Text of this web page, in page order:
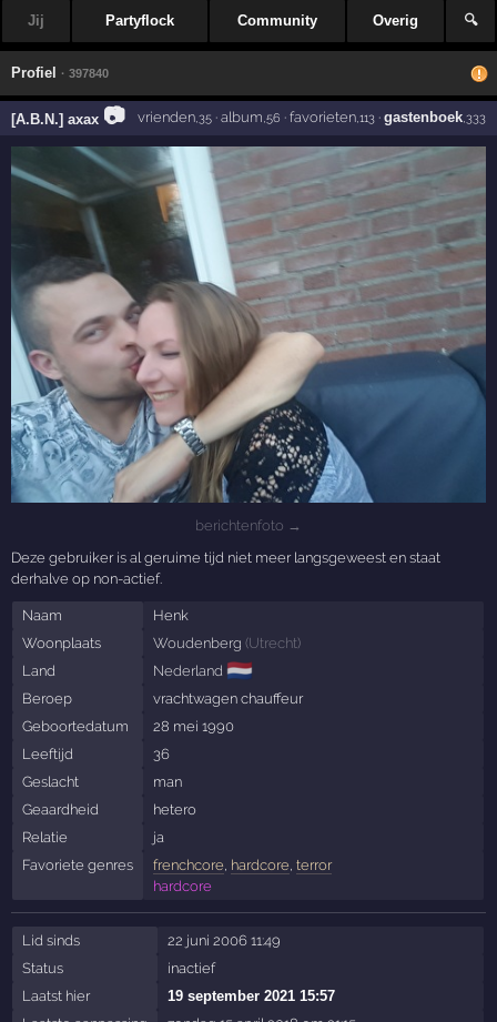
Jij Partyflock Community Overig 🔍
Profiel · 397840
[A.B.N.] axax 📷 vrienden,35· album ,56 · favorieten,113· gastenboek,333
berichtenfoto →
Deze gebruiker is al geruime tijd niet meer langsgeweest en staat
derhalve op non-actief.
Naam
Henk
Woonplaats
Woudenberg (Utrecht)
Land
Nederland 🇳🇱
Beroep
vrachtwagen chauffeur
Geboortedatum
28 mei 1990
Leeftijd
36
Geslacht
man
Geaardheid
hetero
Relatie
ja
Favoriete genres
frenchcore, hardcore, terror
hardcore
Lid sinds
22 juni 2006 11:49
Status
inactief
Laatst hier
19 september 2021 15:57